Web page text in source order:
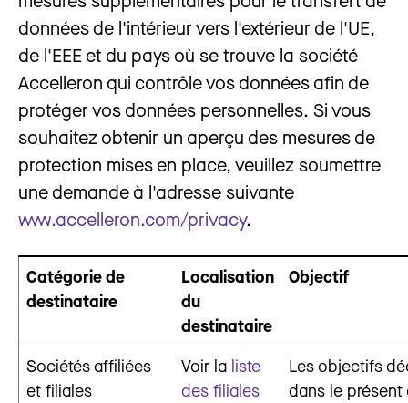
données de l'intérieur vers l'extérieur de l'UE,
de l'EEE et du pays où se trouve la société
Accelleron qui contrôle vos données afin de
protéger vos données personnelles. Si vous
souhaitez obtenir un aperçu des mesures de
protection mises en place, veuillez soumettre
une demande à l'adresse suivante
www.accelleron.com/privacy.
Catégorie de
destinataire
Localisation
du
destinataire
Objectif
Sociétés affiliées
et filiales
Voir la liste
des filiales
Les objectifs
dans le présent